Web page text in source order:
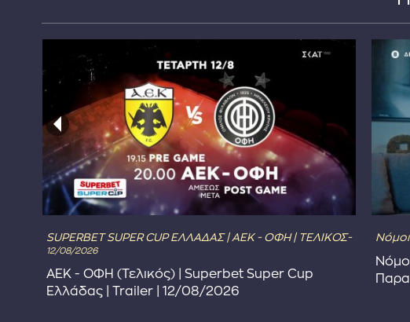
SUPERBET SUPER CUP ΕΛΛΑΔΑΣ | ΑΕΚ - ΟΦΗ | ΤΕΛΙΚΟΣ-
12/08/2026
ΑΕΚ - ΟΦΗ (Τελικός) | Superbet Super Cup
Ελλάδας | Trailer | 12/08/2026